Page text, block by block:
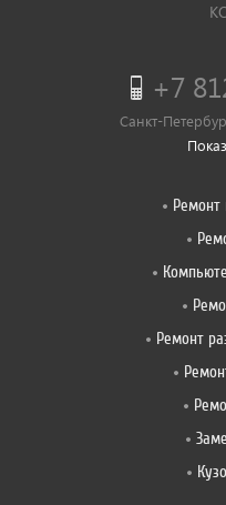
+7
Санкт-
Ремонт
Ремонт